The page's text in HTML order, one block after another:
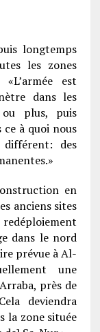
longtemps
les zones
est
dans les
plus, puis
ce à quoi nous
différent: des
en
anciens sites
dans le nord
prévue à Al-
une
près de
deviendra
la zone située